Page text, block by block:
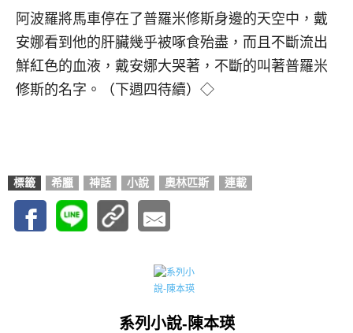
阿波羅將馬車停在了普羅米修斯身邊的天空中，戴
安娜看到他的肝臟幾乎被啄食殆盡，而且不斷流出
鮮紅色的血液，戴安娜大哭著，不斷的叫著普羅米
修斯的名字。（下週四待續）◇
標籤 希臘 神話 小說 奧林匹斯 連載
系列小說-陳本瑛